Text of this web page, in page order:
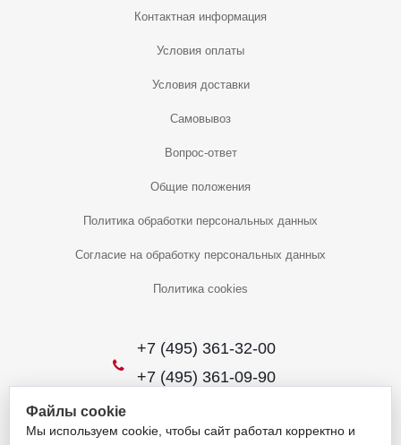
Контактная информация
Условия оплаты
Условия доставки
Самовывоз
Вопрос-ответ
Общие положения
Политика обработки персональных данных
Согласие на обработку персональных данных
Политика cookies
+7 (495) 361-32-00
+7 (495) 361-09-90
2026 © Уникальный интернет-магазин
Файлы cookie
Мы используем cookie, чтобы сайт работал корректно и